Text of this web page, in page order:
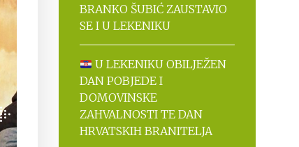
BRANKO ŠUBIĆ ZAUSTAVIO
SE I U LEKENIKU
U LEKENIKU OBILJEŽEN
DAN POBJEDE I
DOMOVINSKE
ZAHVALNOSTI TE DAN
HRVATSKIH BRANITELJA